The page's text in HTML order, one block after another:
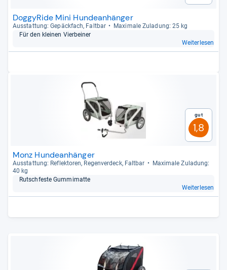
DoggyRide Mini Hundeanhänger
Aus­stat­tung: Gepäck­fach, Falt­bar
Maxi­male Zula­dung: 25 kg
Für den klei­nen Vier­bei­ner
Weiterlesen
Gut
1,8
Monz Hundeanhänger
Aus­stat­tung: Reflek­to­ren, Regen­ver­deck, Falt­bar
Maxi­male Zula­dung:
40 kg
Rutsch­feste Gum­mi­matte
Weiterlesen